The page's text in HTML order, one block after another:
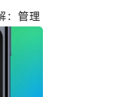
：管理